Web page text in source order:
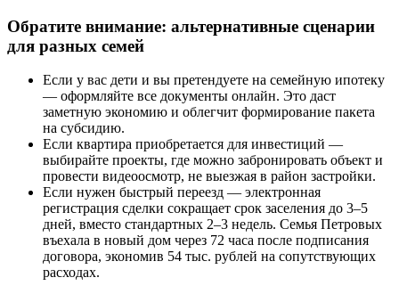
Обратите внимание: альтернативные сценарии
для разных семей
Если у вас дети и вы претендуете на семейную ипотеку
— оформляйте все документы онлайн. Это даст
заметную экономию и облегчит формирование пакета
на субсидию.
Если квартира приобретается для инвестиций —
выбирайте проекты, где можно забронировать объект и
провести видеоосмотр, не выезжая в район застройки.
Если нужен быстрый переезд — электронная
регистрация сделки сокращает срок заселения до 3–5
дней, вместо стандартных 2–3 недель. Семья Петровых
въехала в новый дом через 72 часа после подписания
договора, экономив 54 тыс. рублей на сопутствующих
расходах.